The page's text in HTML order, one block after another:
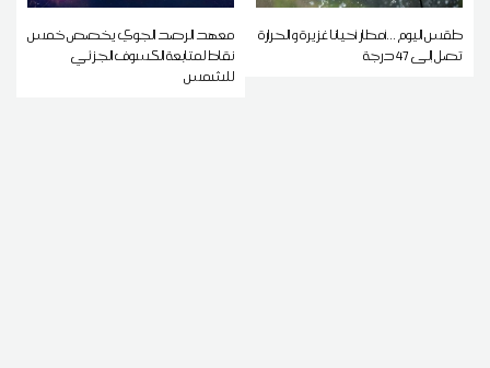
طقس اليوم ...أمطار أحيانا غزيرة و الحرارة
تصل إلى 47 درجة
معهد الرصد الجوي يخصص خمس
نقاط لمتابعة الكسوف الجزئي
للشمس